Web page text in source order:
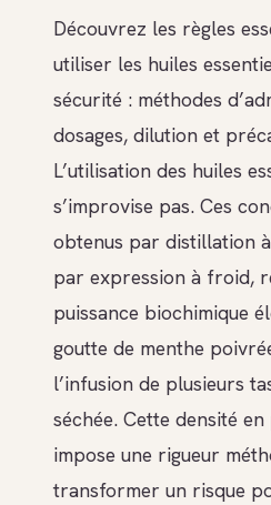
Découvrez les règles
utiliser les huiles
sécurité : méthodes
dosages, dilution et
L’utilisation des huiles
s’improvise pas. Ces
obtenus par distillation
par expression à froid,
puissance biochimique
goutte de menthe
l’infusion de plusieurs
séchée. Cette densité en
impose une rigueur
transformer un risque